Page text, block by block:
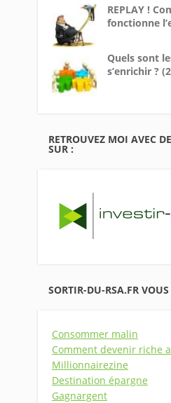
REPLAY !
fonctionne
Quels sont
s’enrichir ?
RETROUVEZ MOI AVEC
SUR :
SORTIR-DU-RSA.FR
Consommer malin
Comment devenir riche
Millionnairezine
Destination épargne
Gagnargent